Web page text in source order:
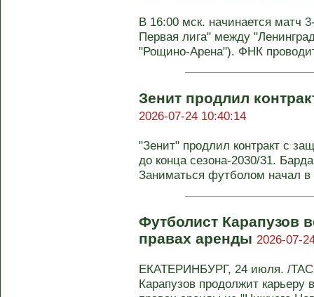
В 16:00 мск. начинается матч
Первая лига" между
"Рощино-Арена"). ФНК
Зенит продлил
2026-07-24 10:40:14
"Зенит" продлил контракт с
до конца сезона-2030/31.
Заниматься футболом начал
Футболист Карапузов
правах аренды 2026-07-
ЕКАТЕРИНБУРГ, 24 июля. /
Карапузов продолжит карьеру